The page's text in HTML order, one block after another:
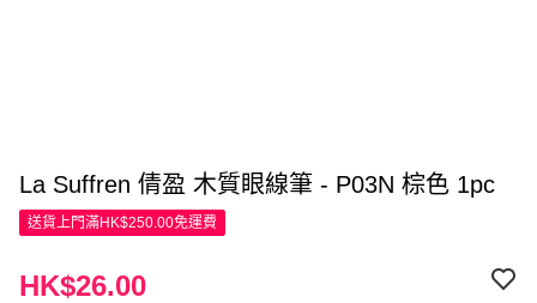
La Suffren 倩盈 木質眼線筆 - P03N 棕色 1pc
送貨上門滿HK$250.00免運費
HK$26.00